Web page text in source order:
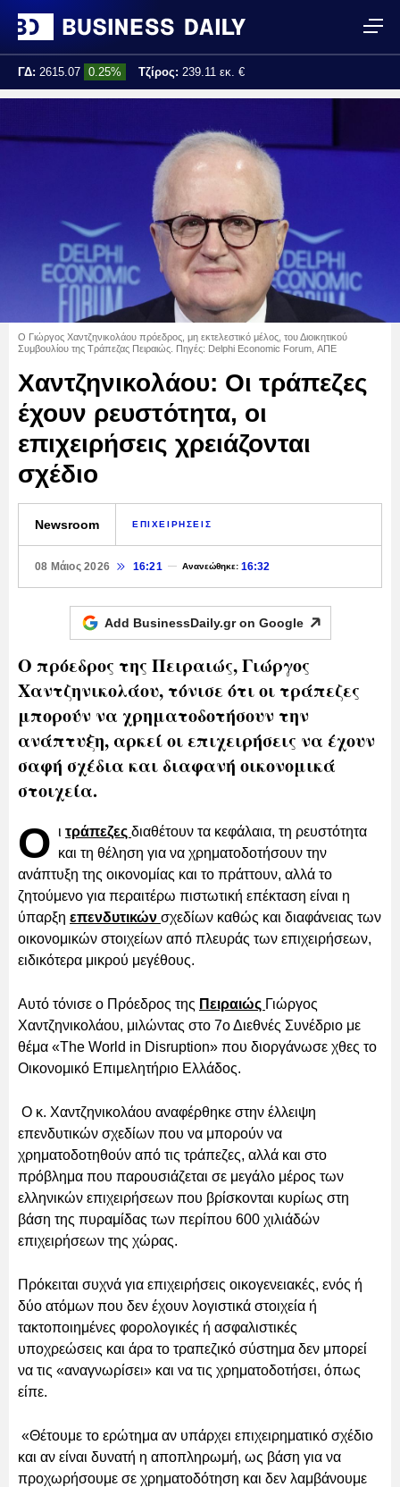
ΓΔ: 2615.07 0.25% Τζίρος: 239.11 εκ. €
Ο Γιώργος Χαντζηνικολάου πρόεδρος, μη εκτελεστικό μέλος, του Διοικητικού
Συμβουλίου της Τράπεζας Πειραιώς. Πηγές: Delphi Economic Forum, ΑΠΕ
Χαντζηνικολάου: Οι τράπεζες
έχουν ρευστότητα, οι
επιχειρήσεις χρειάζονται
σχέδιο
Newsroom ΕΠΙΧΕΙΡΗΣΕΙΣ
08 Μάιος 2026 16:21 Ανανεώθηκε:16:32
Add BusinessDaily.gr on Google
Ο πρόεδρος της Πειραιώς, Γιώργος
Χαντζηνικολάου, τόνισε ότι οι τράπεζες
μπορούν να χρηματοδοτήσουν την
ανάπτυξη, αρκεί οι επιχειρήσεις να έχουν
σαφή σχέδια και διαφανή οικονομικά
στοιχεία.
O ι τράπεζες διαθέτουν τα κεφάλαια, τη ρευστότητα
και τη θέληση για να χρηματοδοτήσουν την
ανάπτυξη της οικονομίας και το πράττουν, αλλά το
ζητούμενο για περαιτέρω πιστωτική επέκταση είναι η
ύπαρξη επενδυτικών σχεδίων καθώς και διαφάνειας των
οικονομικών στοιχείων από πλευράς των επιχειρήσεων,
ειδικότερα μικρού μεγέθους.
Αυτό τόνισε ο Πρόεδρος της Πειραιώς Γιώργος
Χαντζηνικολάου, μιλώντας στο 7ο Διεθνές Συνέδριο με
θέμα «The World in Disruption» που διοργάνωσε χθες το
Οικονομικό Επιμελητήριο Ελλάδος.
Ο κ. Χαντζηνικολάου αναφέρθηκε στην έλλειψη
επενδυτικών σχεδίων που να μπορούν να
χρηματοδοτηθούν από τις τράπεζες, αλλά και στο
πρόβλημα που παρουσιάζεται σε μεγάλο μέρος των
ελληνικών επιχειρήσεων που βρίσκονται κυρίως στη
βάση της πυραμίδας των περίπου 600 χιλιάδών
επιχειρήσεων της χώρας.
Πρόκειται συχνά για επιχειρήσεις οικογενειακές, ενός ή
δύο ατόμων που δεν έχουν λογιστικά στοιχεία ή
τακτοποιημένες φορολογικές ή ασφαλιστικές
υποχρεώσεις και άρα το τραπεζικό σύστημα δεν μπορεί
να τις «αναγνωρίσει» και να τις χρηματοδοτήσει, όπως
είπε.
«Θέτουμε το ερώτημα αν υπάρχει επιχειρηματικό σχέδιο
και αν είναι δυνατή η αποπληρωμή, ως βάση για να
προχωρήσουμε σε χρηματοδότηση και δεν λαμβάνουμε